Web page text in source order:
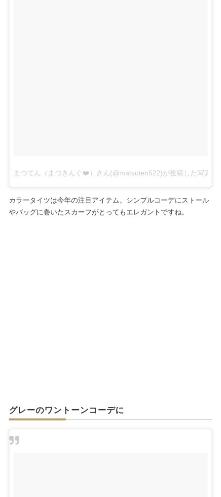
まつてん（まつきんぐ❤️）さん(@matsuten522)が投稿した写真
カラータイツは今年の注目アイテム。シンプルコーデにストール
やバッグに巻いたスカーフがとってもエレガントですね。
グレーのワントーンコーデに